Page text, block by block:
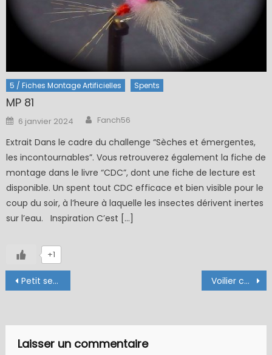
5 / Fiches Montage Artificielles Spents
MP 81
Posted
on
6 janvier 2024 Author
Fanch56
Extrait Dans le cadre du challenge “Sèches et émergentes,
les incontournables”. Vous retrouverez également la fiche de
montage dans le livre “CDC”, dont une fiche de lecture est
disponible. Un spent tout CDC efficace et bien visible pour le
coup du soir, à l’heure à laquelle les insectes dérivent inertes
sur l’eau. Inspiration C’est […]
+1
Navigation
de
Petit sedge double (échange de mouches 03-05/21) Voilier corps détaché noué
Laisser un commentaire